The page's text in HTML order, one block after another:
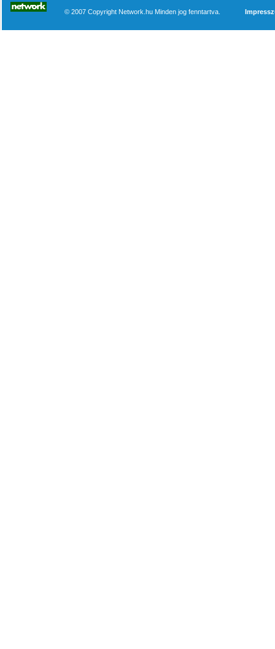
© 2007 Copyright Network.hu Minden jog fenntartva.